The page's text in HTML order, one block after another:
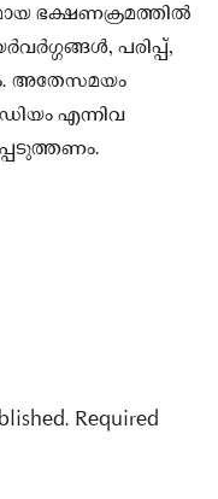
ഭക്ഷണക്രമത്തിൽ
പരിപ്പ്,
അതേസമയം
എന്നിവ
Required